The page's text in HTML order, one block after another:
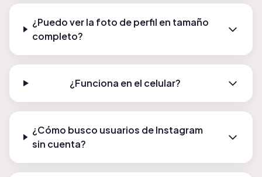
¿Puedo ver la foto de perfil en tamaño
completo?
¿Funciona en el celular?
¿Cómo busco usuarios de Instagram
sin cuenta?